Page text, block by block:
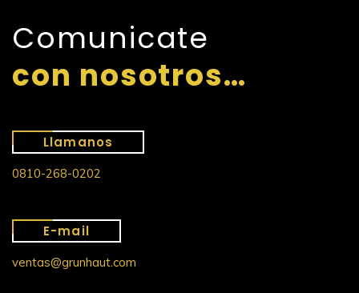
Comunicate
con nosotros…
Llamanos
0810-268-0202
E-mail
ventas@grunhaut.com